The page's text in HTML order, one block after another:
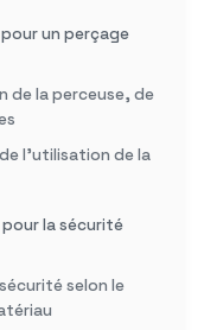
un perçage
de la perceuse, de
l’utilisation de la
la sécurité
selon le